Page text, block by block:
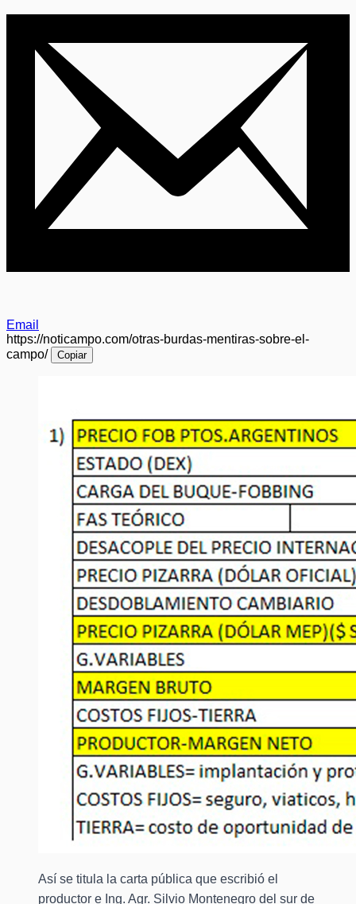
Email
https://noticampo.com/otras-burdas-mentiras-sobre-el-
campo/
Copiar
Así se titula la carta pública que escribió el
productor e Ing. Agr. Silvio Montenegro del sur de